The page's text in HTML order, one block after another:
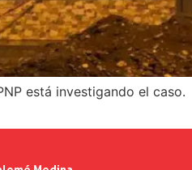
está investigando el caso.